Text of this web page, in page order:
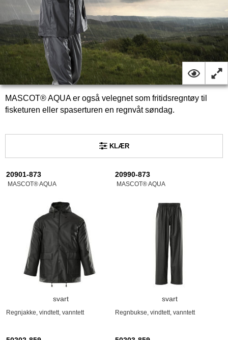
MASCOT® AQUA er også velegnet som fritidsregntøy til
fisketuren eller spaserturen en regnvåt søndag.
KLÆR
20901-873
MASCOT® AQUA
svart
Regnjakke, vindtett, vanntett
20990-873
MASCOT® AQUA
svart
Regnbukse, vindtett, vanntett